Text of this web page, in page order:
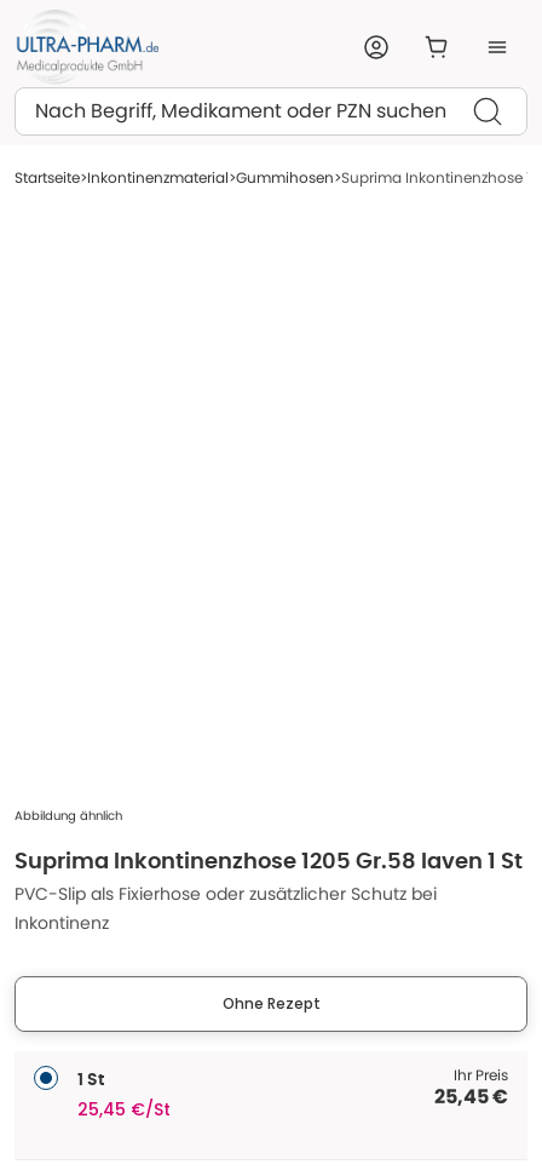
Suchen
Startseite Inkontinenzmaterial Gummihosen Suprima Inkontinenzhose
Abbildung ähnlich
Suprima Inkontinenzhose 1205 Gr.58 laven 1 St
PVC-Slip als Fixierhose oder zusätzlicher Schutz bei
Inkontinenz
Ohne Rezept
1 St
25,45 €/St
Ihr Preis
25,45 €